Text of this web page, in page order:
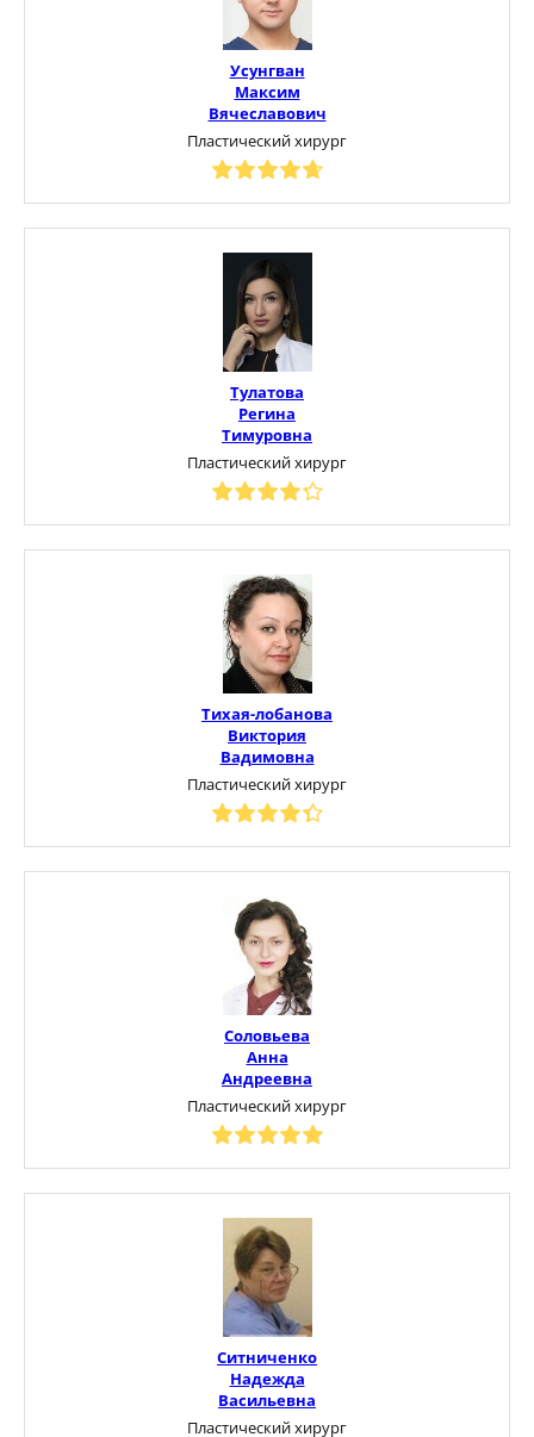
Усунгван
Максим
Вячеславович
Пластический хирург
Тулатова
Регина
Тимуровна
Пластический хирург
Тихая-лобанова
Виктория
Вадимовна
Пластический хирург
Соловьева
Анна
Андреевна
Пластический хирург
Ситниченко
Надежда
Васильевна
Пластический хирург